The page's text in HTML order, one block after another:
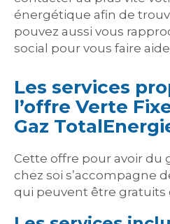
énergétique afin de
pouvez aussi vous
social pour vous faire
Les services
l’offre Verte
Gaz
Cette offre pour avoir du
chez soi s’accompagne
qui peuvent être gratuits